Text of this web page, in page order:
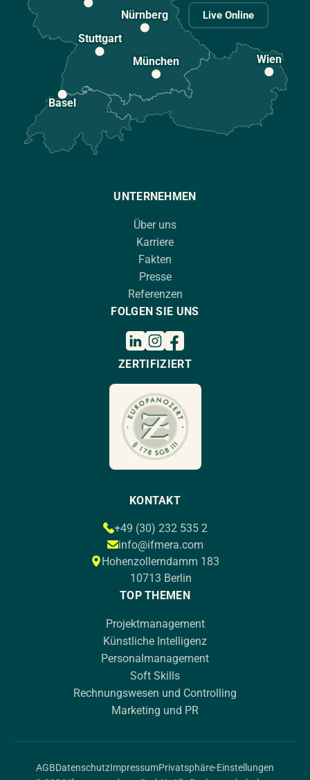
Nürnberg
Stuttgart
München
Wien
Basel
Live Online
UNTERNEHMEN
Über uns
Karriere
Fakten
Presse
Referenzen
FOLGEN SIE UNS
ZERTIFIZIERT
KONTAKT
+49 (30) 232 535 2
info@ifmera.com
Hohenzollerndamm 183
10713 Berlin
TOP THEMEN
Projektmanagement
Künstliche Intelligenz
Personalmanagement
Soft Skills
Rechnungswesen und Controlling
Marketing und PR
AGBDatenschutzImpressumPrivatsphäre-Einstellungen